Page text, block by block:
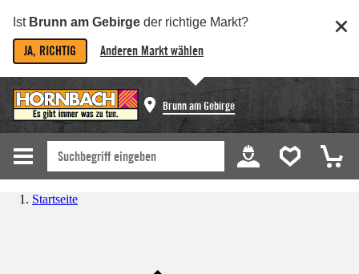
Ist Brunn am Gebirge der richtige Markt?
JA, RICHTIG Anderen Markt wählen
Brunn am Gebirge
Startseite